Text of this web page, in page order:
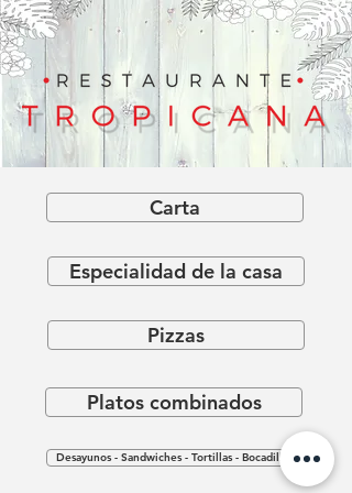
Carta
Especialidad de la casa
Pizzas
Platos combinados
Desayunos - Sandwiches - Tortillas - Bocadillos